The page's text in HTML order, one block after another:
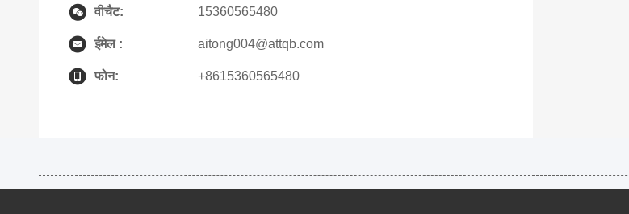
वीचैट: 15360565480
ईमेल : aitong004@attqb.com
फोन: +8615360565480